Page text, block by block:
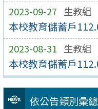
2023-09-27 生教組
本校教育儲蓄戶
2023-08-31 生教組
本校教育儲蓄戶
依公告類別彙總